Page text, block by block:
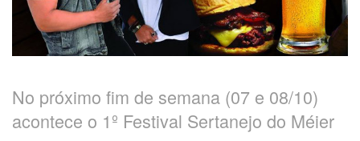
No próximo fim de semana (07 e 08/10)
acontece o 1º Festival Sertanejo do Méier